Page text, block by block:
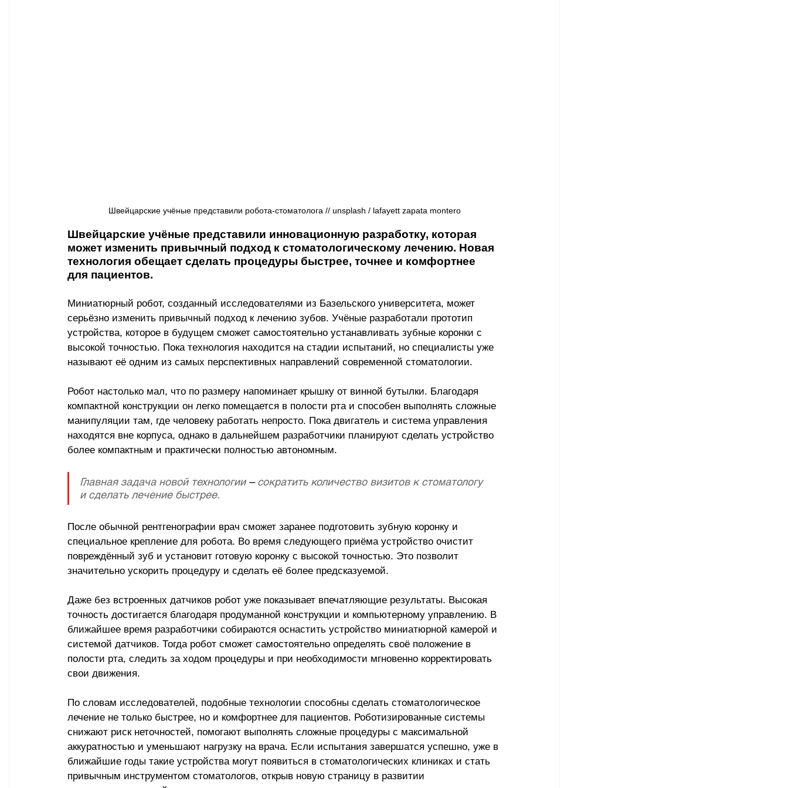
Швейцарские учёные представили робота-стоматолога // unsplash / lafayett zapata montero
Швейцарские учёные представили инновационную разработку, которая
может изменить привычный подход к стоматологическому лечению. Новая
технология обещает сделать процедуры быстрее, точнее и комфортнее
для пациентов.
Миниатюрный робот, созданный исследователями из Базельского университета, может
серьёзно изменить привычный подход к лечению зубов. Учёные разработали прототип
устройства, которое в будущем сможет самостоятельно устанавливать зубные коронки с
высокой точностью. Пока технология находится на стадии испытаний, но специалисты уже
называют её одним из самых перспективных направлений современной стоматологии.
Робот настолько мал, что по размеру напоминает крышку от винной бутылки. Благодаря
компактной конструкции он легко помещается в полости рта и способен выполнять сложные
манипуляции там, где человеку работать непросто. Пока двигатель и система управления
находятся вне корпуса, однако в дальнейшем разработчики планируют сделать устройство
более компактным и практически полностью автономным.
Главная задача новой технологии – сократить количество визитов к стоматологу
и сделать лечение быстрее.
После обычной рентгенографии врач сможет заранее подготовить зубную коронку и
специальное крепление для робота. Во время следующего приёма устройство очистит
повреждённый зуб и установит готовую коронку с высокой точностью. Это позволит
значительно ускорить процедуру и сделать её более предсказуемой.
Даже без встроенных датчиков робот уже показывает впечатляющие результаты. Высокая
точность достигается благодаря продуманной конструкции и компьютерному управлению. В
ближайшее время разработчики собираются оснастить устройство миниатюрной камерой и
системой датчиков. Тогда робот сможет самостоятельно определять своё положение в
полости рта, следить за ходом процедуры и при необходимости мгновенно корректировать
свои движения.
По словам исследователей, подобные технологии способны сделать стоматологическое
лечение не только быстрее, но и комфортнее для пациентов. Роботизированные системы
снижают риск неточностей, помогают выполнять сложные процедуры с максимальной
аккуратностью и уменьшают нагрузку на врача. Если испытания завершатся успешно, уже в
ближайшие годы такие устройства могут появиться в стоматологических клиниках и стать
привычным инструментом стоматологов, открыв новую страницу в развитии